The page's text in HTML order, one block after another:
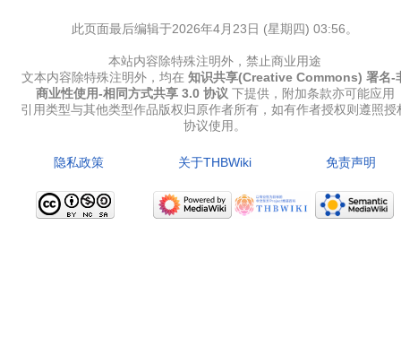
此页面最后编辑于2026年4月23日 (星期四) 03:56。
本站内容除特殊注明外，禁止商业用途
文本内容除特殊注明外，均在 知识共享(Creative Commons) 署名-
商业性使用-相同方式共享 3.0 协议 下提供，附加条款亦可能应用
引用类型与其他类型作品版权归原作者所有，如有作者授权则遵照授
协议使用。
隐私政策 关于THBWiki 免责声明